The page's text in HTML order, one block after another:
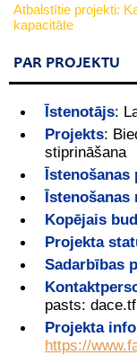
Atbalstītie projekti:
kapacitāte
PAR PROJEKTU
Īstenotājs:
Projekts:
stiprināšana
Īstenošanas
Īstenošanas
Kopējais
Projekta
Sadarbības
pasts:
Projekta
https://